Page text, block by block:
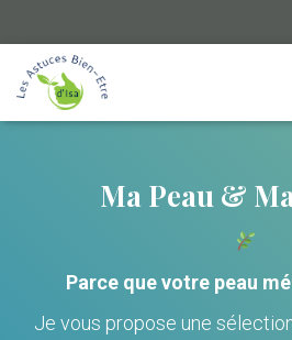
Ma Peau &
Parce que votre peau
Je vous propose une